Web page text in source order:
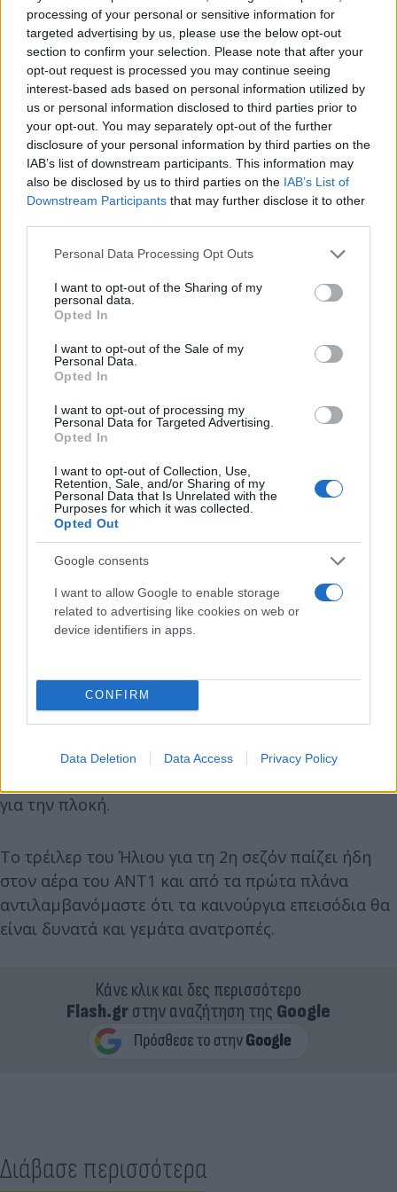
processing of your personal or sensitive information for
targeted advertising by us, please use the below opt-out
section to confirm your selection. Please note that after your
opt-out request is processed you may continue seeing
interest-based ads based on personal information utilized by
us or personal information disclosed to third parties prior to
your opt-out. You may separately opt-out of the further
disclosure of your personal information by third parties on the
IAB’s list of downstream participants. This information may
also be disclosed by us to third parties on the IAB’s List of
Downstream Participants that may further disclose it to other
Please note that this website/app uses one or more Google
not limited to your visit or usage behaviour. You may click to
grant or deny consent to Google and its third-party tags to
use your data for below specified purposes in below Google
consent section.
Personal Data Processing Opt Outs
I want to opt-out of the Sharing of my
personal data.
Opted In
I want to opt-out of the Sale of my
Personal Data.
Opted In
I want to opt-out of processing my
Personal Data for Targeted Advertising.
Opted In
I want to opt-out of Collection, Use,
Retention, Sale, and/or Sharing of my
Personal Data that Is Unrelated with the
Purposes for which it was collected.
Opted Out
Google consents
I want to allow Google to enable storage
related to advertising like cookies on web or
device identifiers in apps.
CONFIRM
Data Deletion Data Access Privacy Policy
Εθνικού Θεάτρου.
Στον Ήλιο θα δούμε επίσης και την Αντιγόνη
Η Ελένη Βαϊτσου και ο Πέτρος Λαγούτης που
ό,τι φαίνεται ήρθαν για να μείνουν. Ο ρόλος τους
για την πλοκή.
Το τρέιλερ του Ήλιου για τη 2η σεζόν παίζει ήδη
στον αέρα του ΑΝΤ1 και από τα πρώτα πλάνα
αντιλαμβανόμαστε ότι τα καινούργια επεισόδια θα
είναι δυνατά και γεμάτα ανατροπές.
Κάνε κλικ και δες περισσότερο
Flash.grστην αναζήτηση της Google
Διάβασε περισσότερα